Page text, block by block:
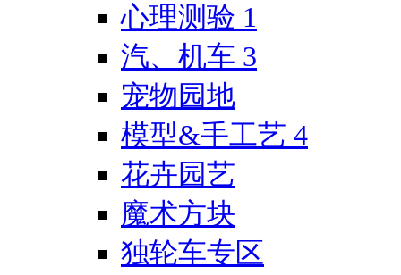
心理测验 1
汽、机车 3
宠物园地
模型&手工艺 4
花卉园艺
魔术方块
独轮车专区